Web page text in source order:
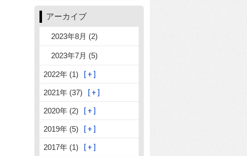
アーカイブ
2023年8月 (2)
2023年7月 (5)
2022年 (1)
2021年 (37)
2020年 (2)
2019年 (5)
2017年 (1)